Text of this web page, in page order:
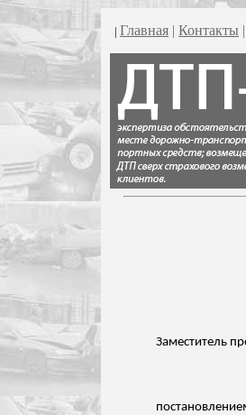
| Главная | Контакты |
Заместитель